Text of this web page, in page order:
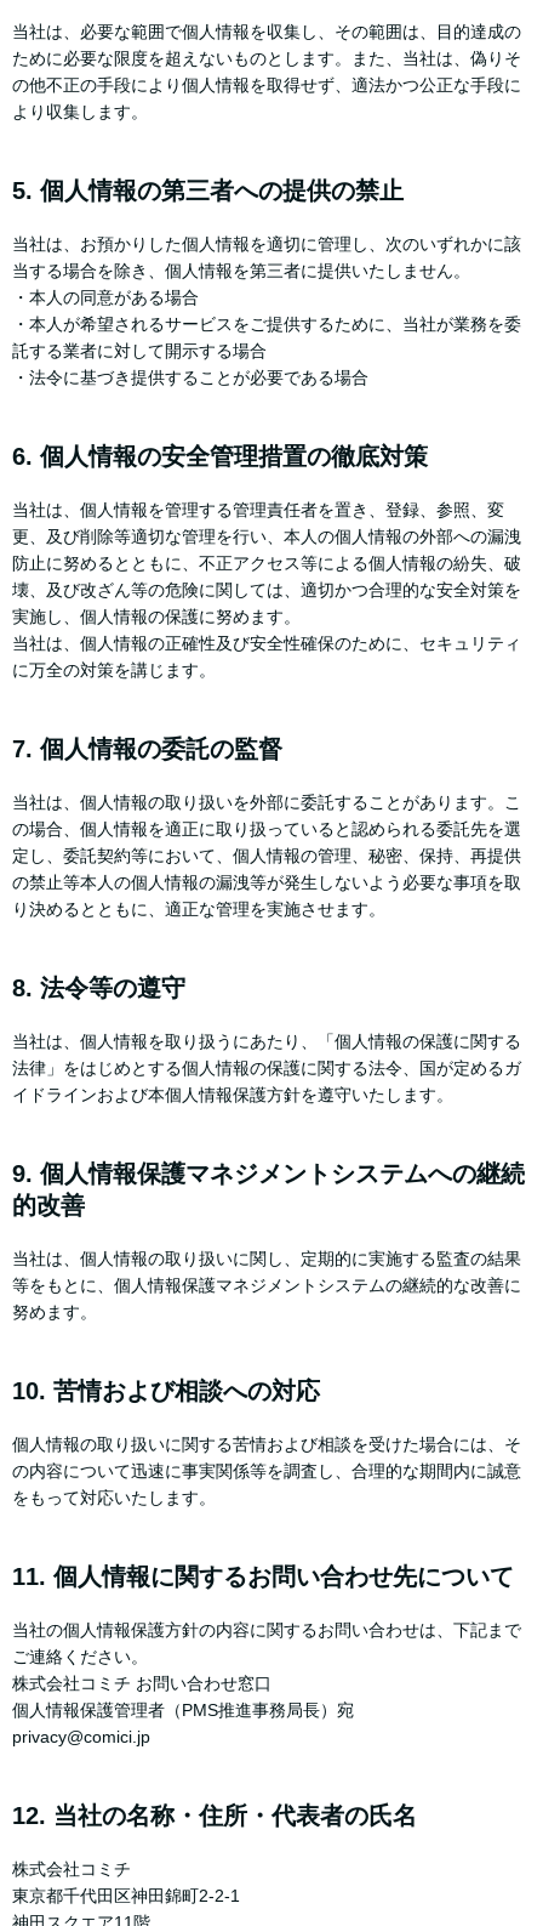
当社は、必要な範囲で個人情報を収集し、その範囲は、目的達成の
ために必要な限度を超えないものとします。また、当社は、偽りそ
の他不正の手段により個人情報を取得せず、適法かつ公正な手段に
より収集します。
5. 個人情報の第三者への提供の禁止
当社は、お預かりした個人情報を適切に管理し、次のいずれかに該
当する場合を除き、個人情報を第三者に提供いたしません。
・本人の同意がある場合
・本人が希望されるサービスをご提供するために、当社が業務を委
託する業者に対して開示する場合
・法令に基づき提供することが必要である場合
6. 個人情報の安全管理措置の徹底対策
当社は、個人情報を管理する管理責任者を置き、登録、参照、変
更、及び削除等適切な管理を行い、本人の個人情報の外部への漏洩
防止に努めるとともに、不正アクセス等による個人情報の紛失、破
壊、及び改ざん等の危険に関しては、適切かつ合理的な安全対策を
実施し、個人情報の保護に努めます。
当社は、個人情報の正確性及び安全性確保のために、セキュリティ
に万全の対策を講じます。
7. 個人情報の委託の監督
当社は、個人情報の取り扱いを外部に委託することがあります。こ
の場合、個人情報を適正に取り扱っていると認められる委託先を選
定し、委託契約等において、個人情報の管理、秘密、保持、再提供
の禁止等本人の個人情報の漏洩等が発生しないよう必要な事項を取
り決めるとともに、適正な管理を実施させます。
8. 法令等の遵守
当社は、個人情報を取り扱うにあたり、「個人情報の保護に関する
法律」をはじめとする個人情報の保護に関する法令、国が定めるガ
イドラインおよび本個人情報保護方針を遵守いたします。
9. 個人情報保護マネジメントシステムへの継続
的改善
当社は、個人情報の取り扱いに関し、定期的に実施する監査の結果
等をもとに、個人情報保護マネジメントシステムの継続的な改善に
努めます。
10. 苦情および相談への対応
個人情報の取り扱いに関する苦情および相談を受けた場合には、そ
の内容について迅速に事実関係等を調査し、合理的な期間内に誠意
をもって対応いたします。
11. 個人情報に関するお問い合わせ先について
当社の個人情報保護方針の内容に関するお問い合わせは、下記まで
ご連絡ください。
株式会社コミチ お問い合わせ窓口
個人情報保護管理者（PMS推進事務局長）宛
privacy@comici.jp
12. 当社の名称・住所・代表者の氏名
株式会社コミチ
東京都千代田区神田錦町2-2-1